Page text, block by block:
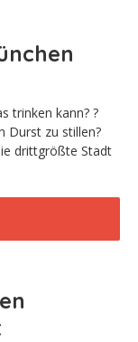
trinken kann? ?
Durst zu stillen?
drittgrößte Stadt